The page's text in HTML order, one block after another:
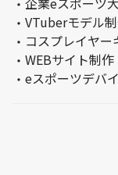
VTuberモデル
コスプレイヤ
WEBサイト制作
eスポーツデバ